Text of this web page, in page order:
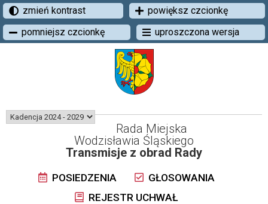
zmień kontrast
powiększ czcionkę
pomniejsz czcionkę
uproszczona wersja
Rada Miejska
Wodzisławia Śląskiego
Transmisje z obrad Rady
POSIEDZENIA
GŁOSOWANIA
REJESTR UCHWAŁ